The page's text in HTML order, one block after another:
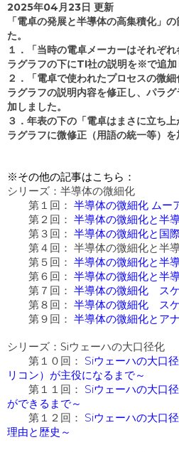
2025年04月23日 更新
「電卓の発展と半導体の高集積化」
た。
１．「当時の電卓メーカーはそれぞ
ラグラフの下にTI社の説明を※で追加
２．「電卓で使われたプロセスの微
ラグラフの説明内容を修正し、パラ
加しました。
３．年表の下の「電卓はまさに立ち
ラグラフに微修正（用語の統一等）を
※その他の記事はこちら：
シリーズ：半導体の微細化
第１回： 半導体の微細化 ムー
第２回： 半導体の微細化と半
第３回： 半導体の微細化と国
第４回： 半導体の微細化と半
第５回： 半導体の微細化と半
第６回： 半導体の微細化と半
第７回： 半導体の微細化 ス
第８回： 半導体の微細化 ス
第９回： 半導体の微細化とア
シリーズ：Siウェーハの大口径化
第１０回： Siウェーハの大口
リコン）が主役になるまで～
第１１回： Siウェーハの大口
ができるまで～
第１２回： Siウェーハの大口
理由と歴史～